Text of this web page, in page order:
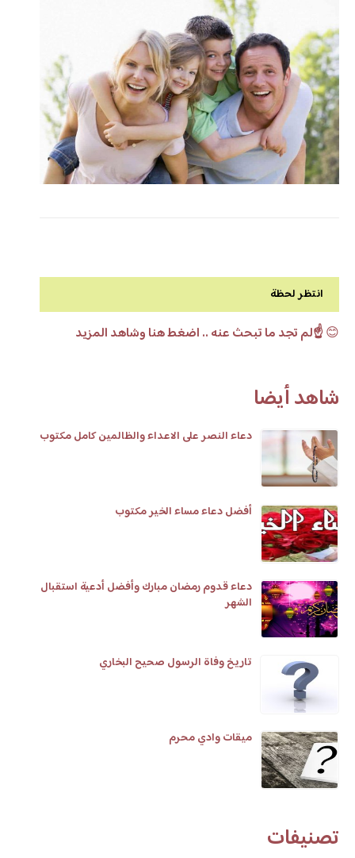
انتظر لحظة
😊☝️لم تجد ما تبحث عنه .. اضغط هنا وشاهد المزيد
شاهد أيضا
دعاء النصر على الاعداء والظالمين كامل مكتوب
أفضل دعاء مساء الخير مكتوب
دعاء قدوم رمضان مبارك وأفضل أدعية استقبال
الشهر
تاريخ وفاة الرسول صحيح البخاري
ميقات وادي محرم
تصنيفات